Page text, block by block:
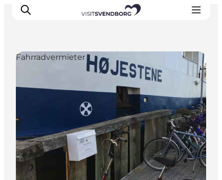
Veranstaltungen
Shopping in Svendborg
Übernachtung
Den Urlaub planen
Fahrradvermieter